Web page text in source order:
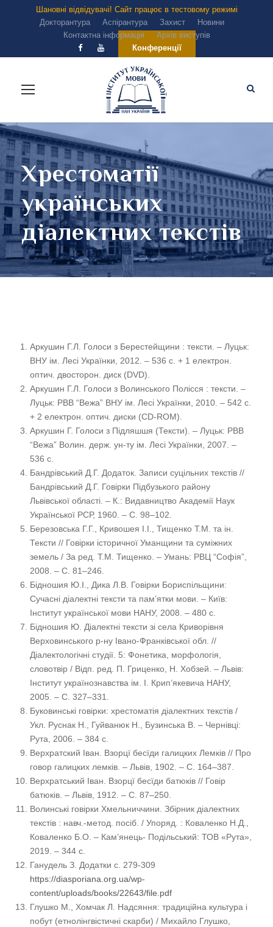
Шановні відвідувачі! Сайт працює в тестовому режимі
Докторантура
Аспірантура Захист
Новини
Контактна інформація
Архів виступів
Конференції
Хрестоматії
українських
діалектних текстів
Аркушин Г.Л. Голоси з Берестейщини : тексти. – Луцьк:
ВНУ ім. Лесі Українки, 2012. – 536 с. + 1 електрон.
оптич. двосторон. диск (DVD).
Аркушин Г.Л. Голоси з Волинського Полісся : тексти. –
Луцьк: РВВ “Вежа” ВНУ ім. Лесі Українки, 2010. – 542 с.
+ 2 електрон. оптич. диски (CD-ROM).
Аркушин Г. Голоси з Підляшшя (Тексти). – Луцьк: РВВ
“Вежа” Волин. держ. ун-ту ім. Лесі Українки, 2007. –
536 с.
Бандрівський Д.Г. Додаток. Записи суцільних текстів //
Бандрівський Д.Г. Говірки Підбузького району
Львівської області. – К.: Видавництво Академії Наук
Української РСР, 1960. – С. 98–102.
Березовська Г.Г., Кривошея І.І., Тищенко Т.М. та ін.
Тексти // Говірки історичної Уманщини та суміжних
земель / За ред. Т.М. Тищенко. – Умань: РВЦ “Софія”,
2008. – С. 81–246.
Бідношия Ю.І., Дика Л.В. Говірки Бориспільщини:
Сучасні діалектні тексти та пам’ятки мови. – Київ:
Інститут української мови НАНУ, 2008. – 480 с.
Бідношия Ю. Діалектні тексти зі села Криворівня
Верховинського р-ну Івано-Франківської обл. //
Діалектологічні студії. 5: Фонетика, морфологія,
словотвір / Відп. ред. П. Гриценко, Н. Хобзей. – Львів:
Інститут українознавства ім. І. Крип’якевича НАНУ,
2005. – С. 327–331.
Буковинські говірки: хрестоматія діалектних текстів /
Укл. Руснак Н., Гуйванюк Н., Бузинська В. – Чернівці:
Рута, 2006. – 384 с.
Верхратский Іван. Взорцї бесїди галицких Лемків // Про
говор галицких лемків. – Львів, 1902. – С. 164–387.
Верхратський Іван. Взорцї бесїди батюків // Говір
батюків. – Львів, 1912. – С. 87–250.
Волинські говірки Хмельниччини. Збірник діалектних
текстів : навч.-метод. посіб. / Упоряд. : Коваленко Н.Д.,
Коваленко Б.О. – Кам’янець- Подільський: ТОВ «Рута»,
2019. – 344 с.
Ганудель З. Додатки с. 279-309
https://diasporiana.org.ua/wp-
content/uploads/books/22643/file.pdf
Глушко М., Хомчак Л. Надсяння: традиційна культура і
побут (етнолінгвістичні скарби) / Михайло Глушко,